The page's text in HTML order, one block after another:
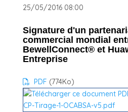
25/05/2016 08:00
Signature d'un
commercial mondial
BewellConnect® et
Entreprise
PDF (774Ko)